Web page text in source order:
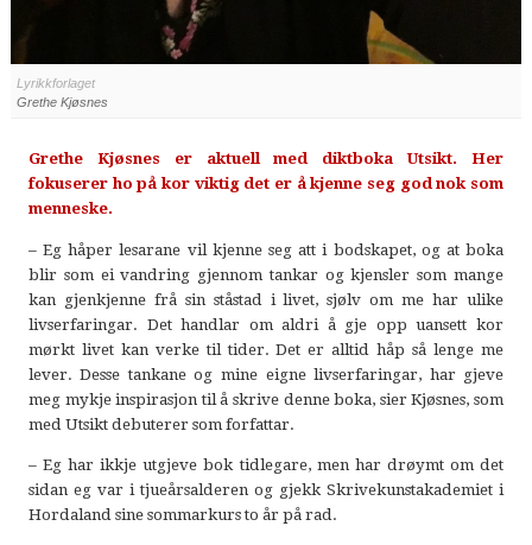
Lyrikkforlaget
Grethe Kjøsnes
Grethe Kjøsnes er aktuell med diktboka Utsikt. Her
fokuserer ho på kor viktig det er å kjenne seg god nok som
menneske.
– Eg håper lesarane vil kjenne seg att i bodskapet, og at boka
blir som ei vandring gjennom tankar og kjensler som mange
kan gjenkjenne frå sin ståstad i livet, sjølv om me har ulike
livserfaringar. Det handlar om aldri å gje opp uansett kor
mørkt livet kan verke til tider. Det er alltid håp så lenge me
lever. Desse tankane og mine eigne livserfaringar, har gjeve
meg mykje inspirasjon til å skrive denne boka, sier Kjøsnes, som
med Utsikt debuterer som forfattar.
– Eg har ikkje utgjeve bok tidlegare, men har drøymt om det
sidan eg var i tjueårsalderen og gjekk Skrivekunstakademiet i
Hordaland sine sommarkurs to år på rad.